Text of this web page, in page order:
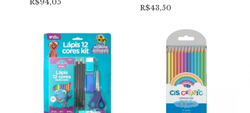
R$94,05
R$43,50